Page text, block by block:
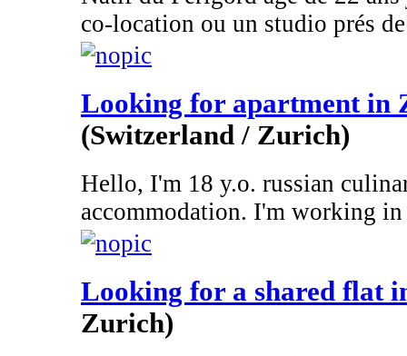
co-location ou un studio prés
Looking for apartment in
(Switzerland / Zurich)
Hello, I'm 18 y.o. russian
accommodation. I'm working
Looking for a shared flat
Zurich)